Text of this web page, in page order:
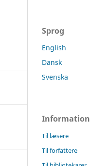
Sprog
English
Dansk
Svenska
Information
Til læsere
Til forfattere